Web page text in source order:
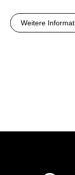
Weitere